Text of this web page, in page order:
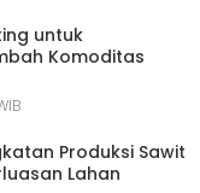
untuk
Komoditas
Produksi Sawit
Lahan